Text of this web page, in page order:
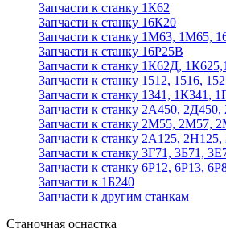
Запчасти к станку 1К62
Запчасти к станку 16К20
Запчасти к станку 1М63, 1М65,
Запчасти к станку 16Р25В
Запчасти к станку 1К62Д,
Запчасти к станку 1512, 1516,
Запчасти к станку 1341, 1К341,
Запчасти к станку 2А450,
Запчасти к станку 2М55, 2М57,
Запчасти к станку 2А125,
Запчасти к станку 3Г71, 3Б71,
Запчасти к станку 6Р12, 6Р13,
Запчасти к 1Б240
Запчасти к другим станкам
Станочная оснастка